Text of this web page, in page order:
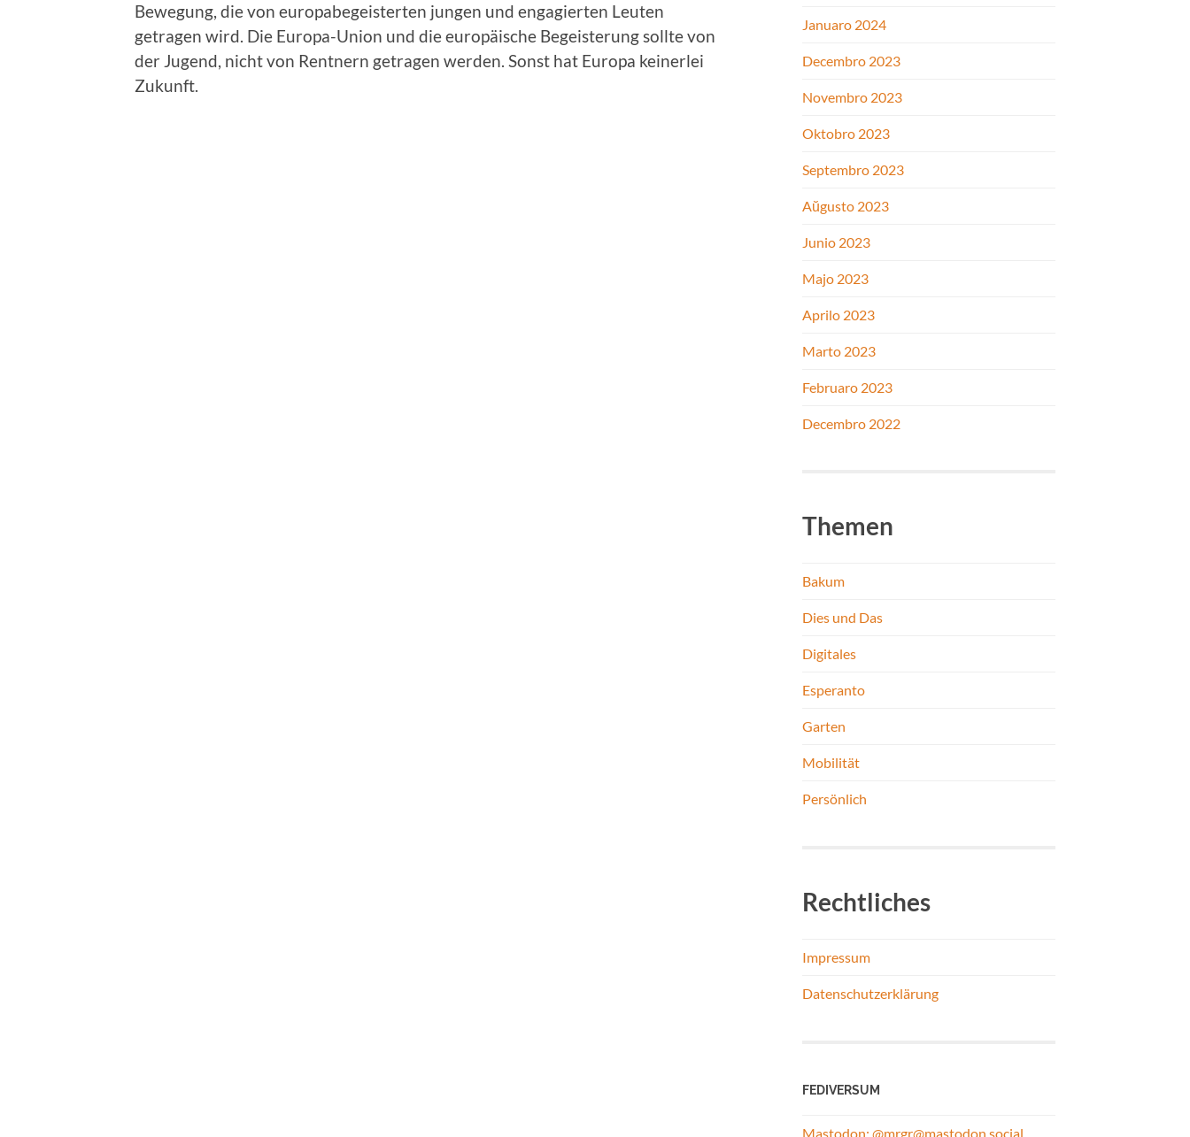
Bewegung, die von europabegeisterten jungen und engagierten Leuten
getragen wird. Die Europa-Union und die europäische Begeisterung sollte von
der Jugend, nicht von Rentnern getragen werden. Sonst hat Europa keinerlei
Zukunft.
Januaro 2024
Decembro 2023
Novembro 2023
Oktobro 2023
Septembro 2023
Aŭgusto 2023
Junio 2023
Majo 2023
Aprilo 2023
Marto 2023
Februaro 2023
Decembro 2022
Themen
Bakum
Dies und Das
Digitales
Esperanto
Garten
Mobilität
Persönlich
Rechtliches
Impressum
Datenschutzerklärung
FEDIVERSUM
Mastodon: @mrgr@mastodon.social